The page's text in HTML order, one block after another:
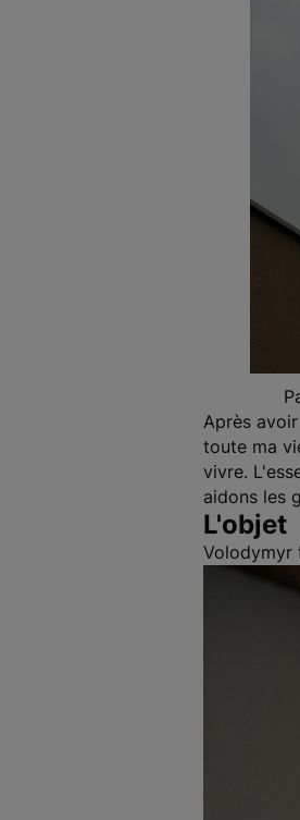
Après
toute ma
vivre.
aidons les
L'objet
Volodymyr